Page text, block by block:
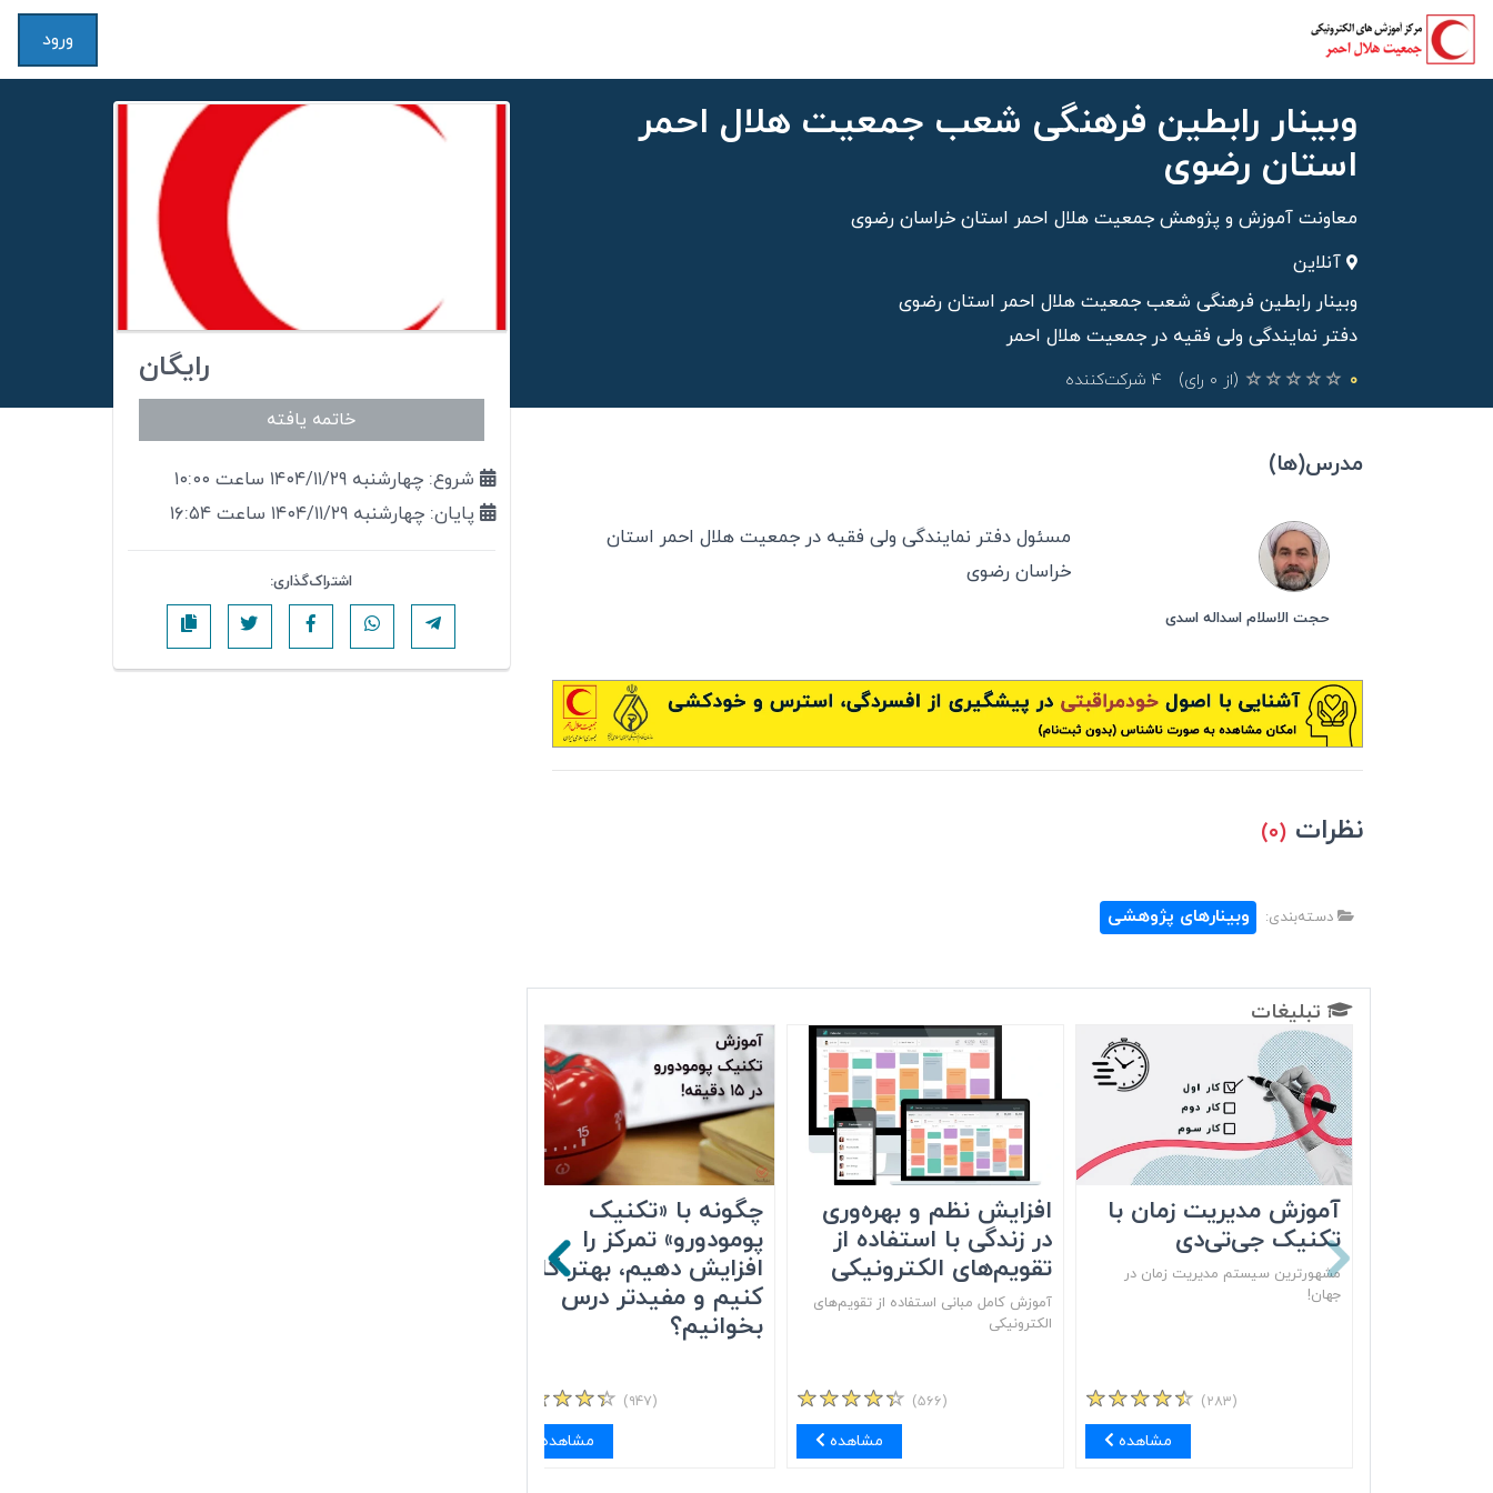
ورود
وبینار رابطین فرهنگی شعب جمعیت هلال احمر
استان رضوی
معاونت آموزش و پژوهش جمعیت هلال احمر استان خراسان رضوی
آنلاین
وبینار رابطین فرهنگی شعب جمعیت هلال احمر استان رضوی
دفتر نمایندگی ولی فقیه در جمعیت هلال احمر
۰ (از ۰ رای) ۴ شرکت‌کننده رایگان
خاتمه یافته
شروع: چهارشنبه ۱۴۰۴/۱۱/۲۹ ساعت ۱۰:۰۰
پایان: چهارشنبه ۱۴۰۴/۱۱/۲۹ ساعت ۱۶:۵۴
اشتراک‌گذاری:
مدرس(ها)
حجت الاسلام اسداله اسدی
مسئول دفتر نمایندگی ولی فقیه در جمعیت هلال احمر استان
خراسان رضوی
نظرات (۰)
دسته‌بندی: وبینارهای پژوهشی
تبلیغات
آموزش مدیریت زمان با
تکنیک جی‌تی‌دی
مشهور‌ترین سیستم مدیریت زمان در
جهان!
(۲۸۳)
مشاهده
افزایش نظم و بهره‌وری
در زندگی با استفاده از
تقویم‌های الکترونیکی
آموزش کامل مبانی استفاده از تقویم‌های
الکترونیکی
(۵۶۶)
مشاهده
چگونه با «تکنیک
پومودورو» تمرکز را
افزایش دهیم، بهتر کار
کنیم و مفیدتر درس
بخوانیم؟
(۹۴۷)
مشاهده